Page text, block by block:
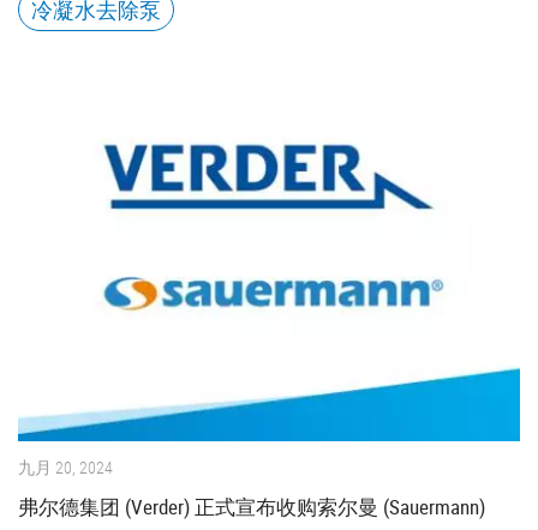
冷凝水去除泵
九月 20, 2024
弗尔德集团 (Verder) 正式宣布收购索尔曼 (Sauermann)